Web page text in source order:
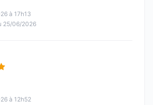
à 17h13
25/06/2026
5
à 12h52